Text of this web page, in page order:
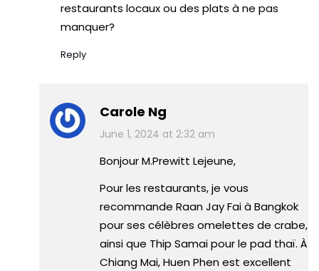
restaurants locaux ou des plats à ne pas
manquer?
Reply
Carole Ng
June 1, 2024 at 2:32 am
Bonjour M.Prewitt Lejeune,
Pour les restaurants, je vous
recommande Raan Jay Fai à Bangkok
pour ses célèbres omelettes de crabe,
ainsi que Thip Samai pour le pad thaï. À
Chiang Mai, Huen Phen est excellent